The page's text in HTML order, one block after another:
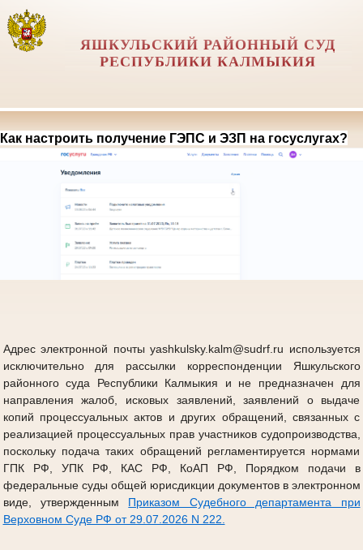
ЯШКУЛЬСКИЙ РАЙОННЫЙ СУД
РЕСПУБЛИКИ КАЛМЫКИЯ
Как настроить получение ГЭПС и ЭЗП на госуслугах?
Адрес электронной почты yashkulsky.kalm@sudrf.ru используется
исключительно для рассылки корреспонденции Яшкульского
районного суда Республики Калмыкия и не предназначен для
направления жалоб, исковых заявлений, заявлений о выдаче
копий процессуальных актов и других обращений, связанных с
реализацией процессуальных прав участников судопроизводства,
поскольку подача таких обращений регламентируется нормами
ГПК РФ, УПК РФ, КАС РФ, КоАП РФ, Порядком подачи в
федеральные суды общей юрисдикции документов в электронном
виде, утвержденным Приказом Судебного департамента при
Верховном Суде РФ от 29.07.2026 N 222.